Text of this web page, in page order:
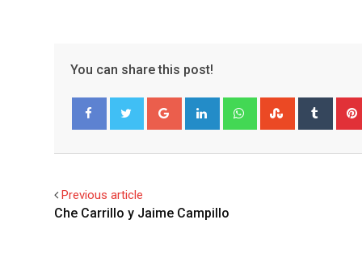
You can share this post!
Google+ LinkedIn WhatsappStumbleUpon
Tumblr
Previous article